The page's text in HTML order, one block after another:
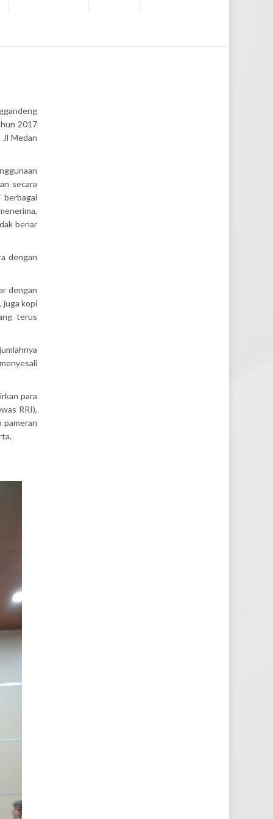
2017
Medan
secara
berbagai
benar
dengan
dengan
juga kopi
terus
para
RRI),
pameran